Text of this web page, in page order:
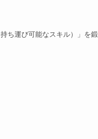
ち運び可能なスキル）」を鍛